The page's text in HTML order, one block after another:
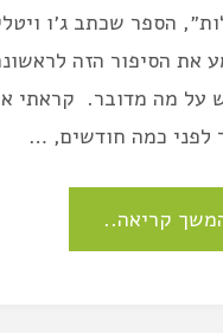
הספר שכתב ג׳ו
את הסיפור הזה
על מה מדובר. קראתי
לפני כמה חודשים, …
קריאה..